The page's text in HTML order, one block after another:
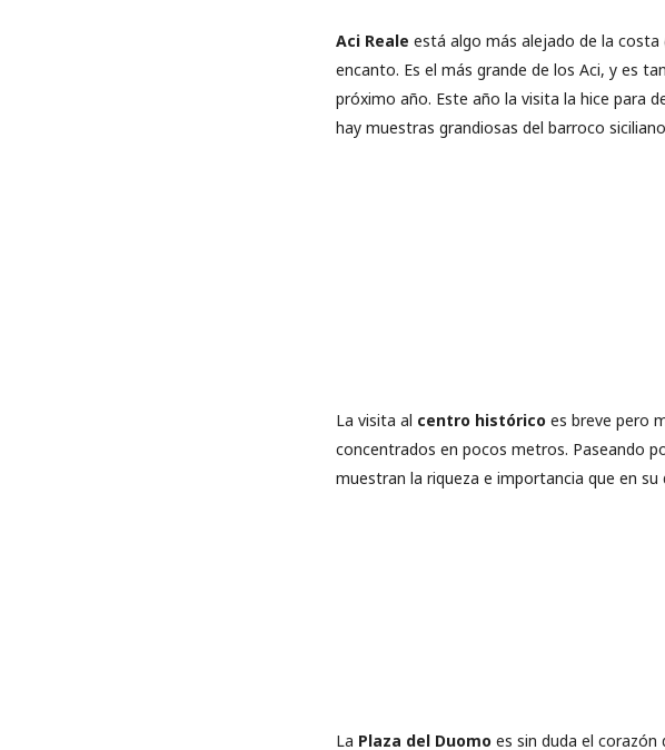
Aci Reale está algo más alejado de la
encanto. Es el más grande de los Aci, y es
próximo año. Este año la visita la hice para
hay muestras grandiosas del barroco
La visita al centro histórico es breve pero
concentrados en pocos metros. Paseando
muestran la riqueza e importancia que en
La Plaza del Duomo es sin duda el corazón